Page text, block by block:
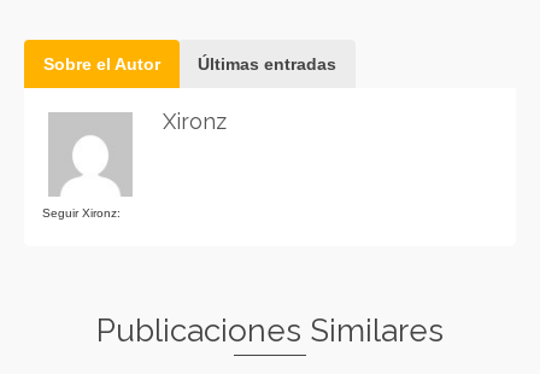
Sobre el Autor Últimas entradas
Seguir Xironz:
Xironz
Publicaciones Similares